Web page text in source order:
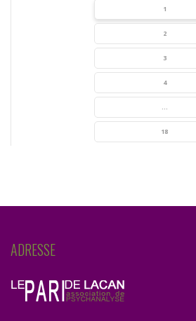
1
2
3
4
18
ADRESSE